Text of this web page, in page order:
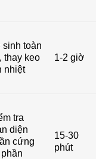
sinh toàn
thay keo
nhiệt
1-2 giờ
tra
diện
cứng
15-30
phút